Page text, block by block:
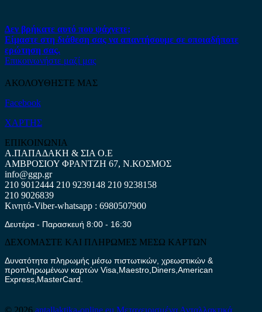
Δεν βρήκατε αυτό που ψάχνετε;
Είμαστε στη διάθεση σας να απαντήσουμε σε οποιαδήποτε
ερώτηση σας.
Επικοινωνήστε μαζί μας
ΑΚΟΛΟΥΘΗΣΤΕ ΜΑΣ
Facebook
ΧΑΡΤΗΣ
ΕΠΙΚΟΙΝΩΝΙΑ
Α.ΠΑΠΑΔΑΚΗ & ΣΙΑ Ο.Ε
ΑΜΒΡΟΣΙΟΥ ΦΡΑΝΤΖΗ 67, Ν.ΚΟΣΜΟΣ
info@ggp.gr
210 9012444 210 9239148 210 9238158
210 9026839
Κινητό-Viber-whatsapp : 6980507900
Δευτέρα - Παρασκευή 8:00 - 16:30
ΔΕΧΟΜΑΣΤΕ ΚΑΙ ΠΛΗΡΩΜΕΣ ΜΕΣΩ ΚΑΡΤΩΝ
Δυνατότητα πληρωμής μέσω πιστωτικών, χρεωστικών &
προπληρωμένων καρτών Visa,Maestro,Diners,American
Express,MasterCard.
© 2026 antallaktika-online.eu Μεταχειρισμένα Ανταλλακτικά